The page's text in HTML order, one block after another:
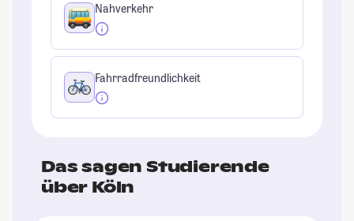
Nahverkehr
Fahrradfreundlichkeit
Das sagen Studierende
über Köln